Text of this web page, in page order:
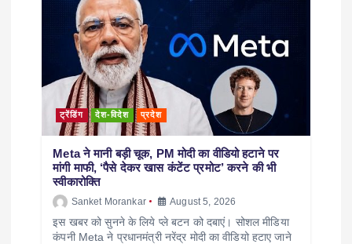
ट्रेंडिंग देश-विदेश प्रदेश
Meta ने मानी बड़ी चूक, PM मोदी का वीडियो हटाने पर
मांगी माफी, ‘पैसे देकर खास कंटेंट प्रमोट’ करने की भी
स्वीकारोक्ति
Sanket Morankar August 5, 2026
इस खबर को सुनने के लिये प्ले बटन को दबाएं। सोशल मीडिया
कंपनी Meta ने प्रधानमंत्री नरेंद्र मोदी का वीडियो हटाए जाने